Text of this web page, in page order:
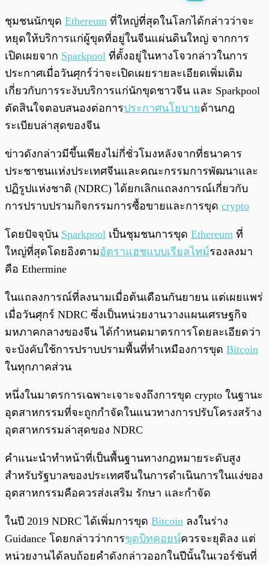
พร้อมเล่น 0:00 0:00
ชุมชนนักขุด Ethereum ที่ใหญ่ที่สุดในโลกได้กล่าวว่าจะ
หยุดให้บริการแก่ผู้ขุดที่อยู่ในจีนแผ่นดินใหญ่ จากการ
เปิดเผยจาก Sparkpool ที่ตั้งอยู่ในหางโจวกล่าวในการ
ประกาศเมื่อวันศุกร์ว่าจะเปิดเผยรายละเอียดเพิ่มเติม
เกี่ยวกับการระงับบริการแก่นักขุดชาวจีน และ Sparkpool
ตัดสินใจตอบสนองต่อการประกาศนโยบายด้านกฎ
ระเบียบล่าสุดของจีน
ข่าวดังกล่าวมีขึ้นเพียงไม่กี่ชั่วโมงหลังจากที่ธนาคาร
ประชาชนแห่งประเทศจีนและคณะกรรมการพัฒนาและ
ปฏิรูปแห่งชาติ (NDRC) ได้ยกเลิกแถลงการณ์เกี่ยวกับ
การปราบปรามกิจกรรมการซื้อขายและการขุด crypto
โดยปัจจุบัน Sparkpool เป็นชุมชนการขุด Ethereum ที่
ใหญ่ที่สุดโดยอิงตามอัตราแฮชแบบเรียลไทม์รองลงมา
คือ Ethermine
ในแถลงการณ์ที่ลงนามเมื่อต้นเดือนกันยายน แต่เผยแพร่
เมื่อวันศุกร์ NDRC ซึ่งเป็นหน่วยงานวางแผนเศรษฐกิจ
มหภาคกลางของจีน ได้กำหนดมาตรการโดยละเอียดว่า
จะบังคับใช้การปราบปรามพื้นที่ทำเหมืองการขุด Bitcoin
ในทุกภาคส่วน
หนึ่งในมาตรการเฉพาะเจาะจงถึงการขุด crypto ในฐานะ
อุตสาหกรรมที่จะถูกกำจัดในแนวทางการปรับโครงสร้าง
อุตสาหกรรมล่าสุดของ NDRC
คำแนะนำทำหน้าที่เป็นพื้นฐานทางกฎหมายระดับสูง
สำหรับรัฐบาลของประเทศจีนในการดำเนินการในแง่ของ
อุตสาหกรรมคือควรส่งเสริม รักษา และกำจัด
ในปี 2019 NDRC ได้เพิ่มการขุด Bitcoin ลงในร่าง
Guidance โดยกล่าวว่าการขุดบิทคอยน์ควรจะยุติลง แต่
หน่วยงานได้ลบถ้อยคำดังกล่าวออกในปีนั้นในเวอร์ชันที่